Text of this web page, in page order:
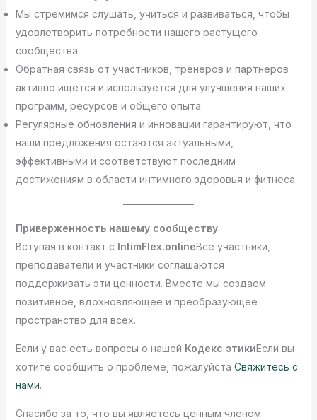
Мы стремимся слушать, учиться и развиваться, чтобы
удовлетворить потребности нашего растущего
сообщества.
Обратная связь от участников, тренеров и партнеров
активно ищется и используется для улучшения наших
программ, ресурсов и общего опыта.
Регулярные обновления и инновации гарантируют, что
наши предложения остаются актуальными,
эффективными и соответствуют последним
достижениям в области интимного здоровья и фитнеса.
Приверженность нашему сообществу
Вступая в контакт с IntimFlex.onlineВсе участники,
преподаватели и участники соглашаются
поддерживать эти ценности. Вместе мы создаем
позитивное, вдохновляющее и преобразующее
пространство для всех.
Если у вас есть вопросы о нашей Кодекс этикиЕсли вы
хотите сообщить о проблеме, пожалуйста Свяжитесь с
нами.
Спасибо за то, что вы являетесь ценным членом